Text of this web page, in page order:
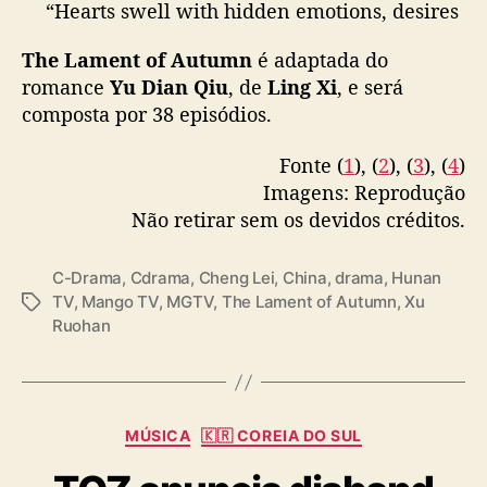
o
d
r
a
r
e
p
l
i
n
“Hearts swell with hidden emotions, desires
temptation and deadly invitation. This
hunting in the name of love, who will be the
first to fall in love?”#TheLamentOfAutumn
pic.twitter.com/oxACaarQQJ
— 𝙛𝙡𝙤𝙤 ★ (@czhouye)October 31, 2025
The Lament of Autumn é adaptada do
romance Yu Dian Qiu, de Ling Xi, e será
composta por 38 episódios.
Fonte (1), (2), (3), (4)
Imagens: Reprodução
Não retirar sem os devidos créditos.
T
C-Drama, Cdrama, Cheng Lei, China,drama, Hunan
TV, Mango TV, MGTV, The Lament of Autumn,Xu
Ruohan
C
t
MÚSICA 🇰🇷 COREIA DO SUL